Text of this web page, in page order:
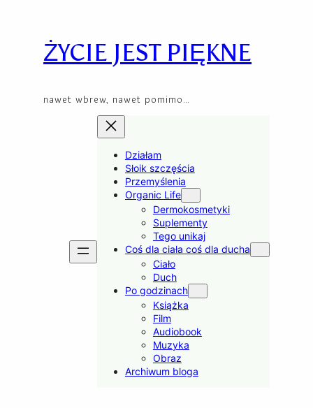
contentŻYCIE JEST PIĘKNE
nawet wbrew, nawet pomimo…
Działam
Słoik szczęścia
Przemyślenia
Organic Life
Dermokosmetyki
Suplementy
Tego unikaj
Coś dla ciała coś dla ducha
Ciało
Duch
Po godzinach
Książka
Film
Audiobook
Muzyka
Obraz
Archiwum bloga